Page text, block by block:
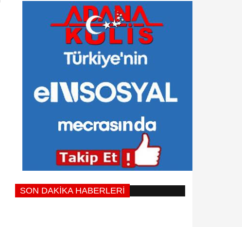
SON DAKİKA HABERLERİ